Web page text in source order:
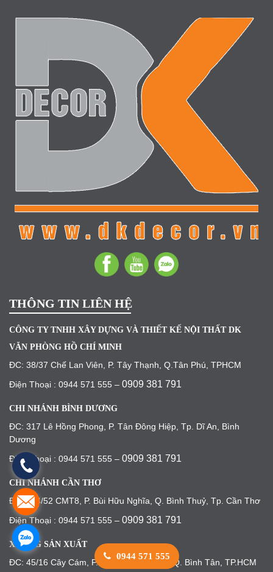
THÔNG TIN LIÊN HỆ
CÔNG TY TNHH XÂY DỰNG VÀ THIẾT KẾ NỘI THẤT DK
VĂN PHÒNG HỒ CHÍ MINH
ĐC: 38/37 Chế Lan Viên, P. Tây Thạnh, Q.Tân Phú, TPHCM
Điện Thoại : 0944 571 555 – 0909 381 791
CHI NHÁNH BÌNH DƯƠNG
ĐC: 317 Lê Hồng Phong, P. Tân Đông Hiệp, Tp. Dĩ An, Bình
Dương
Điện Thoại : 0944 571 555 – 0909 381 791
CHI NHÁNH CẦN THƠ
ĐC: 244/52 CMT8, P. Bùi Hữu Nghĩa, Q. Bình Thuỷ, Tp. Cần Thơ
Điện Thoại : 0944 571 555 – 0909 381 791
XƯỞNG SẢN XUẤT
ĐC: 45/16 Cây Cám, P. Bình Hưng Hoà B, Q. Bình Tân, TP.HCM
0944 571 555